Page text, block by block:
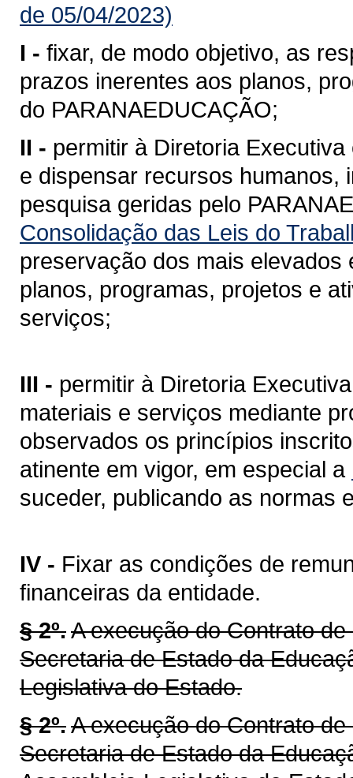
de 05/04/2023)
I - fixar, de modo objetivo, as
prazos inerentes aos planos,
do PARANAEDUCAÇÃO;
II - permitir à Diretoria
e dispensar recursos humanos,
pesquisa geridas pelo
Consolidação das Leis do
preservação dos mais
planos, programas, projetos e
serviços;
III - permitir à Diretoria
materiais e serviços mediante
observados os princípios
atinente em vigor, em especial a
suceder, publicando as normas
IV - Fixar as condições de
financeiras da entidade.
§ 2º.A execução do Contrato
Secretaria de Estado da
Legislativa do Estado.
§ 2º.A execução do Contrato
Secretaria de Estado da